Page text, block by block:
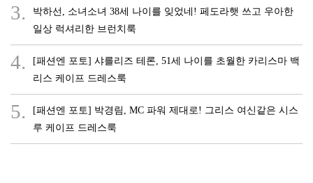
3.
박하선, 소녀소녀 38세 나이를 잊었네! 페도라햇 쓰고 우아한
일상 럭셔리한 브런치룩
4.
[패션엔 포토] 샤를리즈 테론, 51세 나이를 초월한 카리스마 백
리스 케이프 드레스룩
5.
[패션엔 포토] 박경림, MC 파워 제대로! 그리스 여신같은 시스
루 케이프 드레스룩